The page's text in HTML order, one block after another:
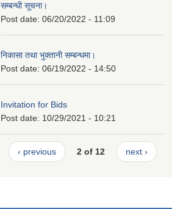
सम्बन्धी सूचना।
Post date: 06/20/2022 - 11:09
निकासा तथा भुक्तानी सम्बन्धमा।
Post date: 06/19/2022 - 14:50
Invitation for Bids
Post date: 10/29/2021 - 10:21
‹ previous 2 of 12 next ›